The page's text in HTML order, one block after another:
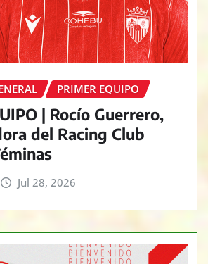
PRIMER EQUIPO
| Rocío Guerrero,
del Racing Club
Jul 28, 2026